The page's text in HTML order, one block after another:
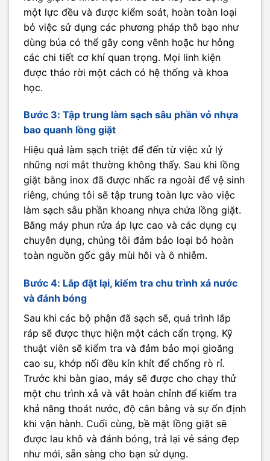
một lực đều và được kiểm soát, hoàn toàn loại
bỏ việc sử dụng các phương pháp thô bạo như
dùng búa có thể gây cong vênh hoặc hư hỏng
các chi tiết cơ khí quan trọng. Mọi linh kiện
được tháo rời một cách có hệ thống và khoa
học.
Bước 3: Tập trung làm sạch sâu phần vỏ nhựa
bao quanh lồng giặt
Hiệu quả làm sạch triệt để đến từ việc xử lý
những nơi mắt thường không thấy. Sau khi lồng
giặt bằng inox đã được nhấc ra ngoài để vệ sinh
riêng, chúng tôi sẽ tập trung toàn lực vào việc
làm sạch sâu phần khoang nhựa chứa lồng giặt.
Bằng máy phun rửa áp lực cao và các dụng cụ
chuyên dụng, chúng tôi đảm bảo loại bỏ hoàn
toàn nguồn gốc gây mùi hôi và ô nhiễm.
Bước 4: Lắp đặt lại, kiểm tra chu trình xả nước
và đánh bóng
Sau khi các bộ phận đã sạch sẽ, quá trình lắp
ráp sẽ được thực hiện một cách cẩn trọng. Kỹ
thuật viên sẽ kiểm tra và đảm bảo mọi gioăng
cao su, khớp nối đều kín khít để chống rò rỉ.
Trước khi bàn giao, máy sẽ được cho chạy thử
một chu trình xả và vắt hoàn chỉnh để kiểm tra
khả năng thoát nước, độ cân bằng và sự ổn định
khi vận hành. Cuối cùng, bề mặt lồng giặt sẽ
được lau khô và đánh bóng, trả lại vẻ sáng đẹp
như mới, sẵn sàng cho bạn sử dụng.